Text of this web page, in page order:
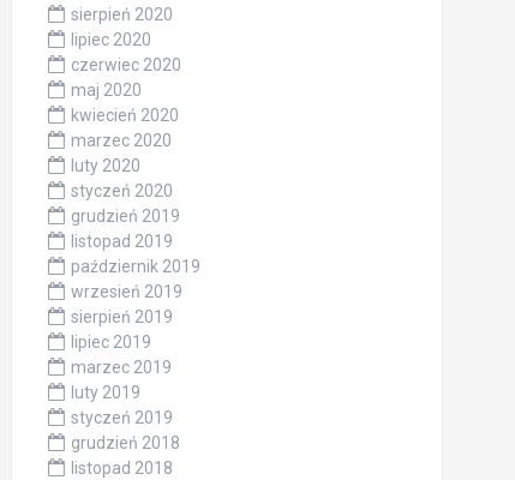
sierpień 2020
lipiec 2020
czerwiec 2020
maj 2020
kwiecień 2020
marzec 2020
luty 2020
styczeń 2020
grudzień 2019
listopad 2019
październik 2019
wrzesień 2019
sierpień 2019
lipiec 2019
marzec 2019
luty 2019
styczeń 2019
grudzień 2018
listopad 2018